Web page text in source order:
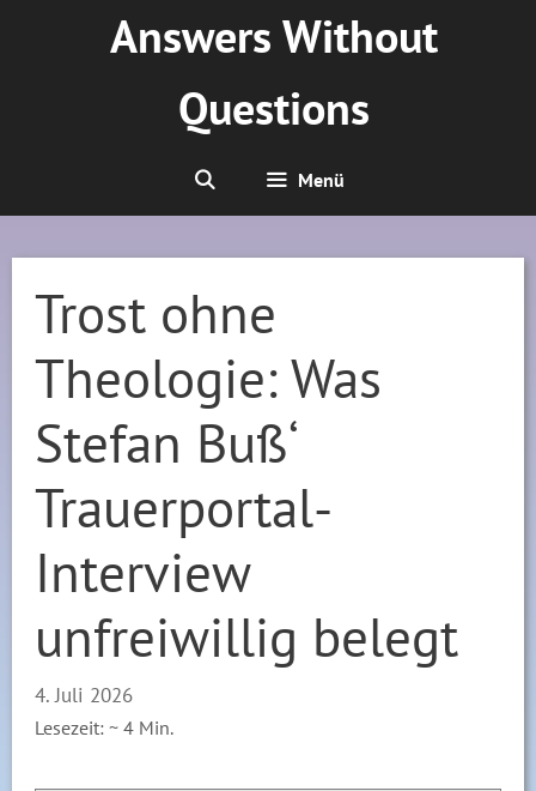
Answers Without
Questions
Menü
Trost ohne
Theologie: Was
Stefan Buß‘
Trauerportal-
Interview
unfreiwillig belegt
4. Juli 2026
Lesezeit: ~4 Min.